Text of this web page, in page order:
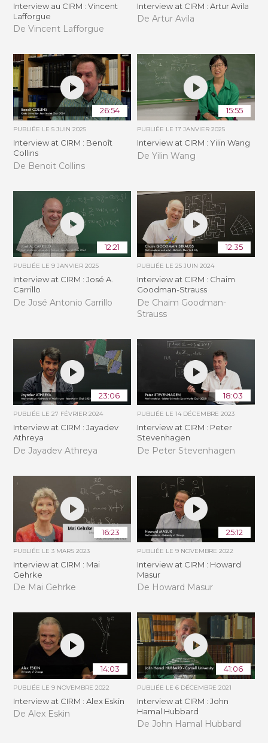
Interview au CIRM : Vincent
Lafforgue
De Vincent Lafforgue
Interview at CIRM : Artur Avila
De Artur Avila
26:54
PUBLIÉE LE5 JUIN 2025
Interview at CIRM : Benoît
Collins
De Benoit Collins
15:55
PUBLIÉE LE 17 JANVIER 2025
Interview at CIRM : Yilin Wang
De Yilin Wang
12:21
PUBLIÉE LE9 JANVIER 2025
Interview at CIRM : José A.
Carrillo
De José Antonio Carrillo
12:35
PUBLIÉE LE 25 JUIN 2024
Interview at CIRM : Chaim
Goodman-Strauss
De Chaim Goodman-
Strauss
23:06
PUBLIÉE LE27 FÉVRIER 2024
Interview at CIRM : Jayadev
Athreya
De Jayadev Athreya
18:03
PUBLIÉE LE 14 DÉCEMBRE 2023
Interview at CIRM : Peter
Stevenhagen
De Peter Stevenhagen
16:23
PUBLIÉE LE3 MARS 2023
Interview at CIRM : Mai
Gehrke
De Mai Gehrke
25:12
PUBLIÉE LE 9 NOVEMBRE 2022
Interview at CIRM : Howard
Masur
De Howard Masur
14:03
PUBLIÉE LE9 NOVEMBRE 2022
Interview at CIRM : Alex Eskin
De Alex Eskin
41:06
PUBLIÉE LE 6 DÉCEMBRE 2021
Interview at CIRM : John
Hamal Hubbard
De John Hamal Hubbard